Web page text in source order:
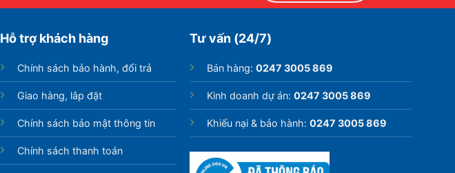
Hỗ trợ khách hàng
Chính sách bảo hành, đổi trả
Giao hàng, lắp đặt
Chính sách bảo mật thông tin
Chính sách thanh toán
Tư vấn (24/7)
Bán hàng: 0247 3005 869
Kinh doanh dự án: 0247 3005 869
Khiếu nại & bảo hành: 0247 3005 869